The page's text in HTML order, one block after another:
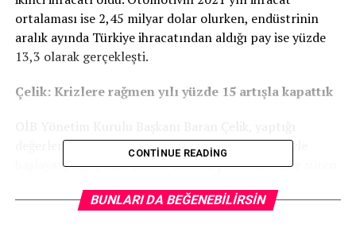
ortalaması ise 2,45 milyar dolar olurken, endüstrinin
aralık ayında Türkiye ihracatından aldığı pay ise yüzde
13,3 olarak gerçekleşti.
Çelik: Krizlere rağmen yılı yüzde 15 artışla kapattık
değerlendirmede “Geçen yıl yarı iletken çip kriziyle
başlayan, diğer ham madde tedarik problemleri ile süren
çapta olduğu gibi ülkemiz otomotiv sektörünü de
CONTINUE READING
BUNLARI DA BEĞENEBILIRSIN